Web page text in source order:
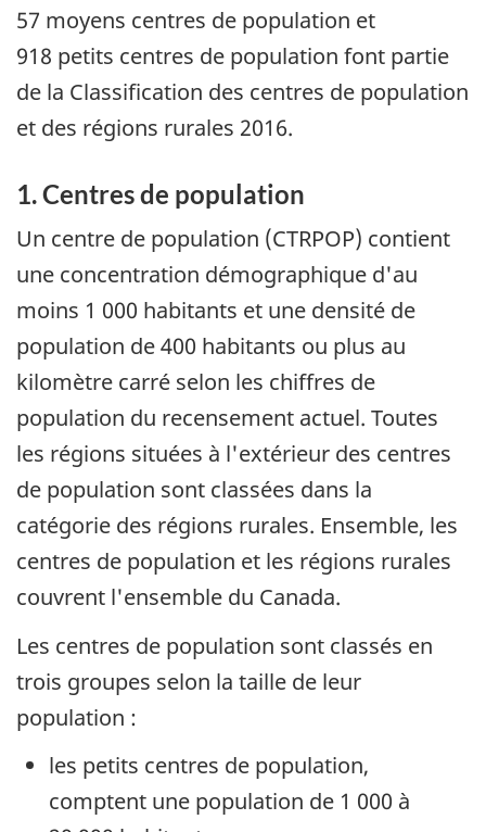
57 moyens centres de population et
918 petits centres de population font partie
de la Classification des centres de population
et des régions rurales 2016.
1. Centres de population
Un centre de population (CTRPOP) contient
une concentration démographique d'au
moins 1 000 habitants et une densité de
population de 400 habitants ou plus au
kilomètre carré selon les chiffres de
population du recensement actuel. Toutes
les régions situées à l'extérieur des centres
de population sont classées dans la
catégorie des régions rurales. Ensemble, les
centres de population et les régions rurales
couvrent l'ensemble du Canada.
Les centres de population sont classés en
trois groupes selon la taille de leur
population :
les petits centres de population,
comptent une population de 1 000 à